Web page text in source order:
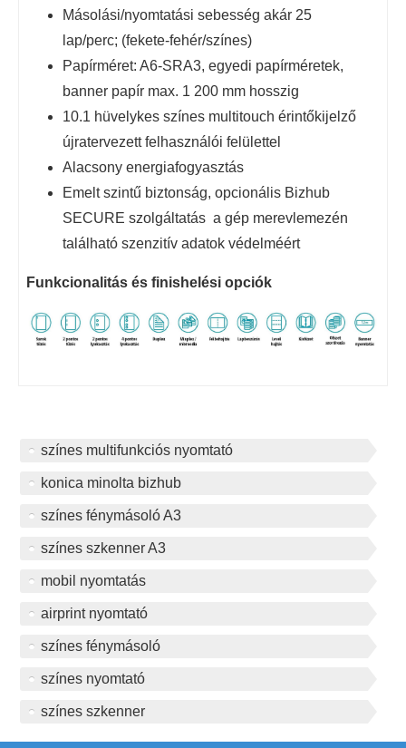
Másolási/nyomtatási sebesség akár 25
lap/perc; (fekete-fehér/színes)
Papírméret: A6-SRA3, egyedi papírméretek,
banner papír max. 1 200 mm hosszig
10.1 hüvelykes színes multitouch érintőkijelző
újratervezett felhasználói felülettel
Alacsony energiafogyasztás
Emelt szintű biztonság, opcionális Bizhub
SECURE szolgáltatás a gép merevlemezén
található szenzitív adatok védelméért
Funkcionalitás és finishelési opciók
színes multifunkciós nyomtató
konica minolta bizhub
színes fénymásoló A3
színes szkenner A3
mobil nyomtatás
airprint nyomtató
színes fénymásoló
színes nyomtató
színes szkenner